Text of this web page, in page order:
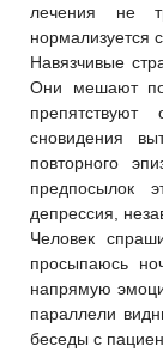
лечения не
нормализуется
Навязчивые
Они мешают
сновидения
повторного
предпосылок
депрессия,
Человек
просыпаюсь
напрямую
параллели
беседы с